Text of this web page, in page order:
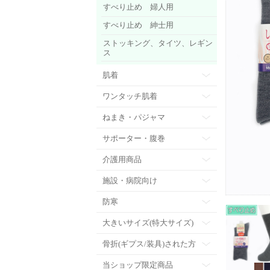
すべり止め 婦人用
すべり止め 紳士用
ストッキング、タイツ、レギン
ス
肌着
ワンタッチ肌着
ねまき・パジャマ
サポーター・腹巻
介護用商品
施設・病院向け
防寒
大きいサイズ(特大サイズ)
骨折(ギプス/装具)された方
当ショップ限定商品